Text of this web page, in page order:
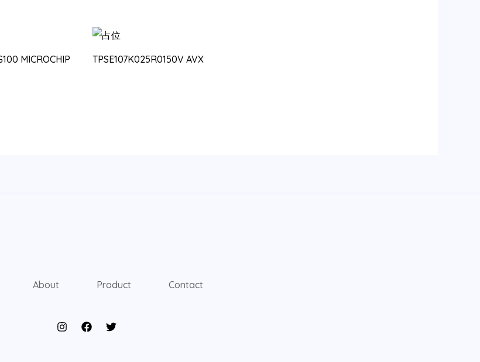
MICROCHIP TPSE107K025R0150V AVX
About Product Contact